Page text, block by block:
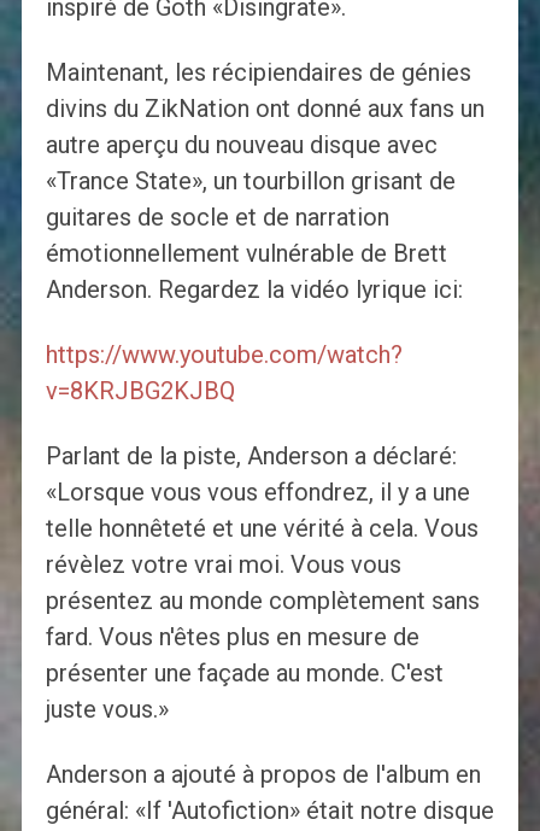
inspiré de Goth «Disingrate».
Maintenant, les récipiendaires de génies
divins du ZikNation ont donné aux fans un
autre aperçu du nouveau disque avec
«Trance State», un tourbillon grisant de
guitares de socle et de narration
émotionnellement vulnérable de Brett
Anderson. Regardez la vidéo lyrique ici:
https://www.youtube.com/watch?
v=8KRJBG2KJBQ
Parlant de la piste, Anderson a déclaré:
«Lorsque vous vous effondrez, il y a une
telle honnêteté et une vérité à cela. Vous
révèlez votre vrai moi. Vous vous
présentez au monde complètement sans
fard. Vous n'êtes plus en mesure de
présenter une façade au monde. C'est
juste vous.»
Anderson a ajouté à propos de l'album en
général: «If 'Autofiction» était notre disque